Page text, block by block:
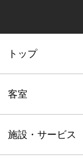
トップ
客室
施設・サービス